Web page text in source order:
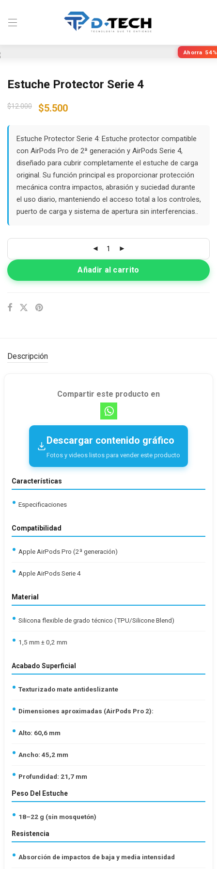
Ahorra 54%
Estuche Protector Serie 4
$12.000
Original
$12.000.
$5.500Current
$5.500.
Estuche Protector Serie 4: Estuche protector compatible
con AirPods Pro de 2ª generación y AirPods Serie 4,
diseñado para cubrir completamente el estuche de carga
original. Su función principal es proporcionar protección
mecánica contra impactos, abrasión y suciedad durante
el uso diario, manteniendo el acceso total a los controles,
puerto de carga y sistema de apertura sin interferencias..
Añadir al carrito
Descripción
Compartir este producto en
Descargar contenido gráfico
Fotos y videos listos para vender este producto
Características
Especificaciones
Compatibilidad
Apple AirPods Pro (2ª generación)
Apple AirPods Serie 4
Material
Silicona flexible de grado técnico (TPU/Silicone Blend)
1,5 mm ± 0,2 mm
Acabado Superficial
Texturizado mate antideslizante
Dimensiones aproximadas (AirPods Pro 2):
Alto: 60,6 mm
Ancho: 45,2 mm
Profundidad: 21,7 mm
Peso Del Estuche
18–22 g (sin mosquetón)
Resistencia
Absorción de impactos de baja y media intensidad